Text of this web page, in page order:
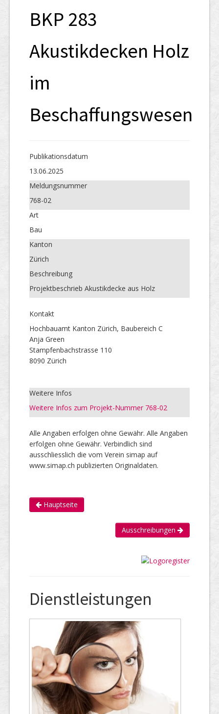
BKP 283
Akustikdecken Holz
im
Beschaffungswesen
Publikations­datum
13.06.2025
Meldungs­nummer
768-02
Art
Bau
Kanton
Zürich
Beschreibung
Projektbeschrieb Akustikdecke aus Holz
Kontakt
Hochbauamt Kanton Zürich, Baubereich C
Anja Green
Stampfenbachstrasse 110
8090 Zürich
Weitere Infos
Weitere Infos zum Projekt-Nummer 768-02
Alle Angaben erfolgen ohne Gewähr. Alle Angaben
erfolgen ohne Gewähr. Verbindlich sind
ausschliesslich die vom Verein simap auf
www.simap.ch publizierten Originaldaten.
Hauptseite
Ausschreibungen
Dienstleistungen